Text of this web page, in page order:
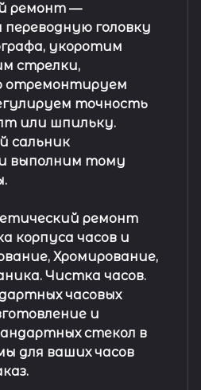
ремонт —
головку
укоротим
стрелки,
отремонтируем
точность
или шпильку.
сальник
выполним тому
ремонт
корпуса часов и
Хромирование,
Чистка часов.
часовых
и
стекол в
для ваших часов